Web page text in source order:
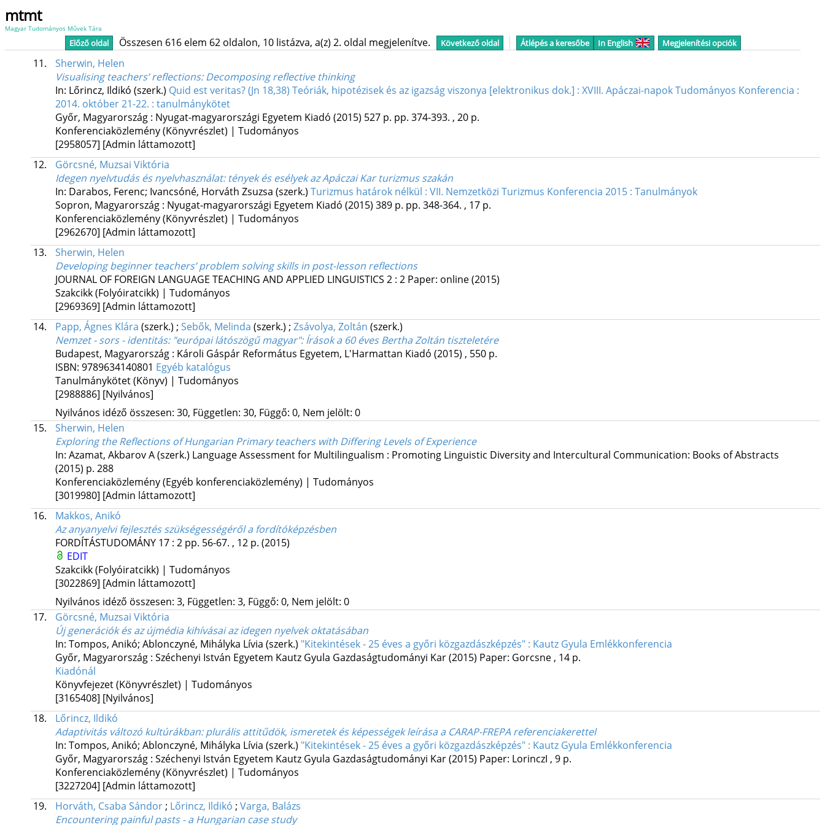
mtmt
Magyar Tudományos Művek Tára
Előző oldal Összesen 616 elem 62 oldalon, 10 listázva, a(z) 2. oldal megjelenítve. Következő oldal Átlépés a keresőbe In English Megjelenítési opciók
11.
Sherwin, Helen
Visualising teachers’ reflections: Decomposing reflective thinking
In: Lőrincz, Ildikó (szerk.) Quid est veritas? (Jn 18,38) Teóriák, hipotézisek és az igazság viszonya [ elektronikus dok. ] : XVIII. Apáczai-napok Tudományos Konferencia :
2014. október 21-22. : tanulmánykötet
Győr, Magyarország : Nyugat-magyarországi Egyetem Kiadó (2015) 527 p. pp. 374-393. , 20 p.
Konferenciaközlemény (Könyvrészlet) | Tudományos
[2958057] [Admin láttamozott]
12.
Görcsné, Muzsai Viktória
Idegen nyelvtudás és nyelvhasználat: tények és esélyek az Apáczai Kar turizmus szakán
In: Darabos, Ferenc; Ivancsóné, Horváth Zsuzsa (szerk.) Turizmus határok nélkül : VII. Nemzetközi Turizmus Konferencia 2015 : Tanulmányok
Sopron, Magyarország : Nyugat-magyarországi Egyetem Kiadó (2015) 389 p. pp. 348-364. , 17 p.
Konferenciaközlemény (Könyvrészlet) | Tudományos
[2962670] [Admin láttamozott]
13.
Sherwin, Helen
Developing beginner teachers’ problem solving skills in post-lesson reflections
JOURNAL OF FOREIGN LANGUAGE TEACHING AND APPLIED LINGUISTICS 2: 2 Paper: online(2015)
Szakcikk (Folyóiratcikk) | Tudományos
[2969369] [Admin láttamozott]
14.
Papp, Ágnes Klára (szerk.) ; Sebők, Melinda (szerk.) ; Zsávolya, Zoltán (szerk.)
Nemzet - sors - identitás: "európai látószögű magyar": Írások a 60 éves Bertha Zoltán tiszteletére
Budapest, Magyarország : Károli Gáspár Református Egyetem, L'Harmattan Kiadó (2015) , 550 p.
ISBN: 9789634140801 Egyéb katalógus
Tanulmánykötet (Könyv) | Tudományos
[2988886] [Nyilvános]
Nyilvános idéző összesen: 30, Független: 30, Függő: 0, Nem jelölt: 0
15.
Sherwin, Helen
Exploring the Reflections of Hungarian Primary teachers with Differing Levels of Experience
In: Azamat, Akbarov A (szerk.) Language Assessment for Multilingualism : Promoting Linguistic Diversity and Intercultural Communication: Books of Abstracts
(2015) p. 288
Konferenciaközlemény (Egyéb konferenciaközlemény) | Tudományos
[3019980] [Admin láttamozott]
16.
Makkos, Anikó
Az anyanyelvi fejlesztés szükségességéről a fordítóképzésben
FORDÍTÁSTUDOMÁNY 17: 2 pp. 56-67. , 12 p. (2015)
EDIT
Szakcikk (Folyóiratcikk) | Tudományos
[3022869] [Admin láttamozott]
Nyilvános idéző összesen: 3, Független: 3, Függő: 0, Nem jelölt: 0
17.
Görcsné, Muzsai Viktória
Új generációk és az újmédia kihívásai az idegen nyelvek oktatásában
In: Tompos, Anikó; Ablonczyné, Mihályka Lívia (szerk.) "Kitekintések - 25 éves a győri közgazdászképzés" : Kautz Gyula Emlékkonferencia
Győr, Magyarország : Széchenyi István Egyetem Kautz Gyula Gazdaságtudományi Kar(2015) Paper: Gorcsne , 14 p.
Kiadónál
Könyvfejezet (Könyvrészlet) | Tudományos
[3165408] [Nyilvános]
18.
Lőrincz, Ildikó
Adaptivitás változó kultúrákban: plurális attitűdök, ismeretek és képességek leírása a CARAP-FREPA referenciakerettel
In: Tompos, Anikó; Ablonczyné, Mihályka Lívia (szerk.) "Kitekintések - 25 éves a győri közgazdászképzés" : Kautz Gyula Emlékkonferencia
Győr, Magyarország : Széchenyi István Egyetem Kautz Gyula Gazdaságtudományi Kar(2015) Paper: LorinczI , 9 p.
Konferenciaközlemény (Könyvrészlet) | Tudományos
[3227204] [Admin láttamozott]
19.
Horváth, Csaba Sándor; Lőrincz, Ildikó ; Varga, Balázs
Encountering painful pasts - a Hungarian case study